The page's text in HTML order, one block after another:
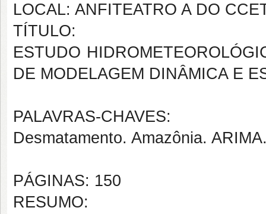
LOCAL: ANFITEATRO A DO
TÍTULO:
ESTUDO
DE MODELAGEM DINÂMICA E
PALAVRAS-CHAVES:
Desmatamento. Amazônia.
PÁGINAS: 150
RESUMO: